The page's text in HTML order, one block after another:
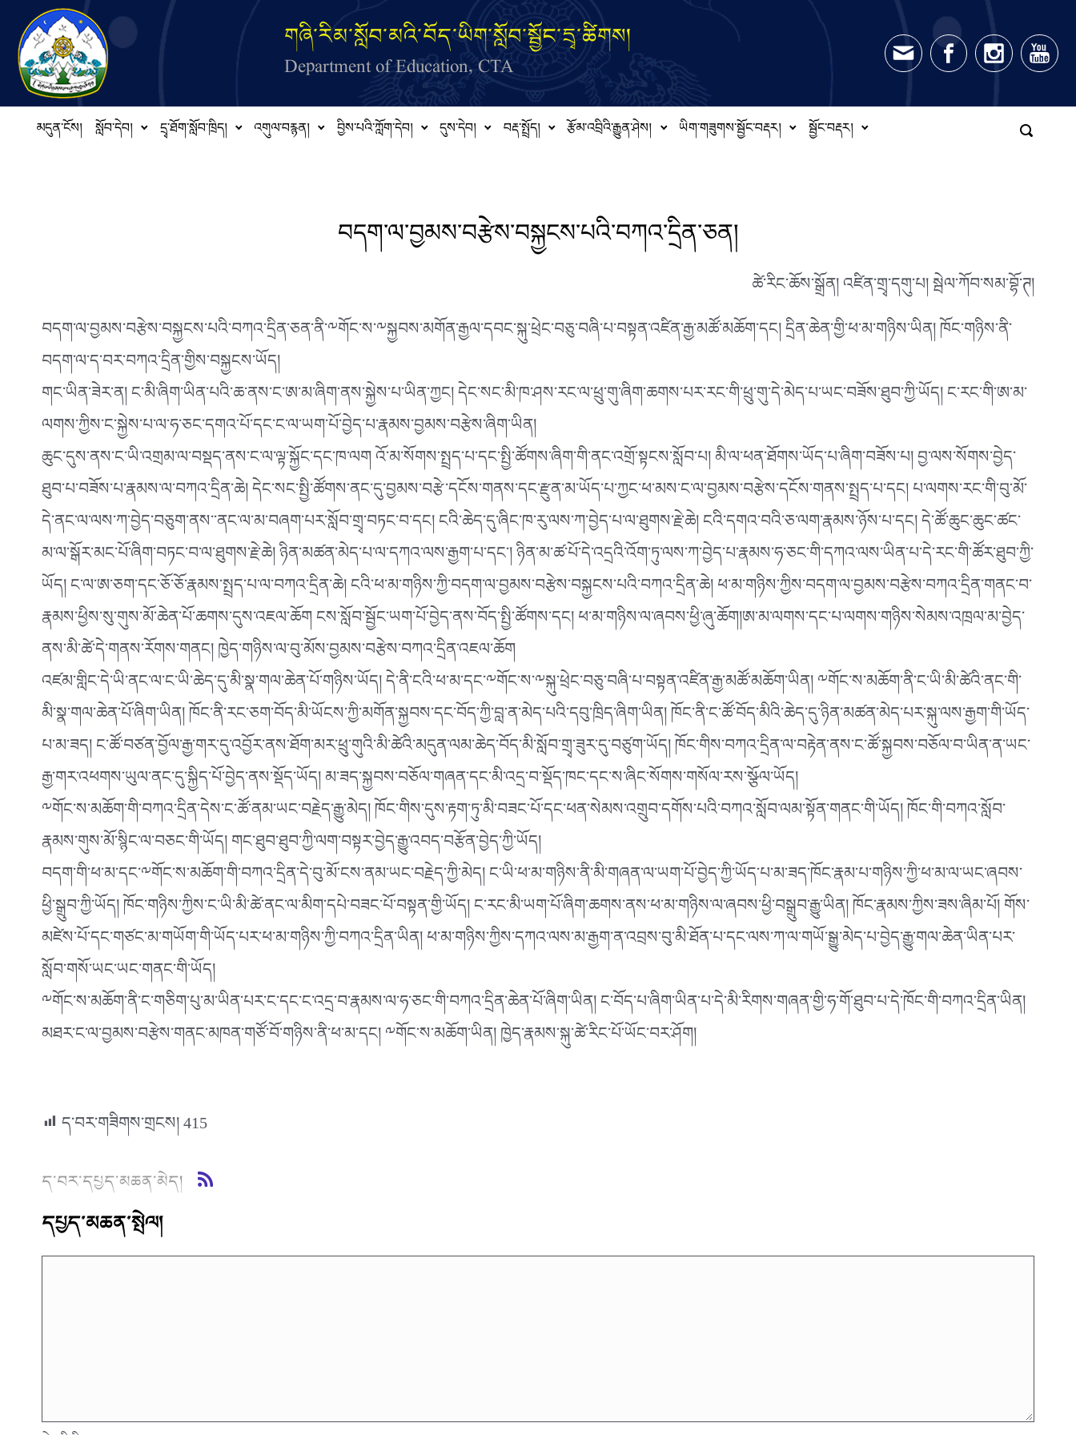
Skip to main content
གཞི་རིམ་སློབ་མའི་བོད་ཡིག་སློབ་སྦྱོང་དྲྭ་ཚིགས།
Department of Education, CTA
མདུན་ངོས། སློབ་དེབ། དྲྭ་ཐོག་སློབ་ཁྲིད། འགུལ་བརྙན། བྱིས་པའི་ཀློག་དེབ། དུས་དེབ། བརྡ་སྤྲོད། རྩོམ་འབྲིའི་རྒྱུན་ཤེས། ཡིག་གཟུགས་སྦྱོང་བརྡར། སྦྱོང་བརྡར།
བདག་ལ་བྱམས་བརྩེས་བསྐྱངས་པའི་བཀའ་དྲིན་ཅན།
ཚེ་རིང་ཆོས་སྒྲོན། འཛིན་གྲྭ་དགུ་པ། སྦེལ་ཀོབ་སམ་བྷོ་ཊ།
བདག་ལ་བྱམས་བརྩེས་བསྐྱངས་པའི་བཀའ་དྲིན་ཅན་ནི་༸གོང་ས་༸སྐྱབས་མགོན་རྒྱལ་དབང་སྐུ་ཕྲེང་བཅུ་བཞི་པ་བསྟན་འཛིན་རྒྱ་མཚོ་མཆོག་དང། དྲིན་ཆེན་གྱི་ཕ་མ་གཉིས་ཡིན། ཁོང་གཉིས་ནི་
བདག་ལ་ད་བར་བཀའ་དྲིན་གྱིས་བསྐྱངས་ཡོད།
གང་ཡིན་ཟེར་ན། ང་མི་ཞིག་ཡིན་པའི་ཆ་ནས་ང་ཨ་མ་ཞིག་ནས་སྐྱེས་པ་ཡིན་ཀྱང། དེང་སང་མི་ཁ་ཤས་རང་ལ་ཕྲུ་གུ་ཞིག་ཆགས་པར་རང་གི་ཕྲུ་གུ་དེ་མེད་པ་ཡང་བཟོས་ཐུབ་ཀྱི་ཡོད། ང་རང་གི་ཨ་མ་
ལགས་ཀྱིས་ང་སྐྱེས་པ་ལ་ཧ་ཅང་དགའ་པོ་དང་ང་ལ་ཡག་པོ་བྱེད་པ་རྣམས་བྱམས་བརྩེས་ཞིག་ཡིན།
ཆུང་དུས་ནས་ང་ཡི་འགྲམ་ལ་བསྡད་ནས་ང་ལ་ལྟ་སྐྱོང་དང་ཁ་ལག འོ་མ་སོགས་སྤྲད་པ་དང་སྤྱི་ཚོགས་ཞིག་གི་ནང་འགྲོ་སྟངས་སློབ་པ། མི་ལ་ཕན་ཐོགས་ཡོད་པ་ཞིག་བཟོས་པ། བྱ་ལས་སོགས་བྱེད་
ཐུབ་པ་བཟོས་པ་རྣམས་ལ་བཀའ་དྲིན་ཆེ། དེང་སང་སྤྱི་ཚོགས་ནང་དུ་བྱམས་བརྩེ་དངོས་གནས་དང་རྫུན་མ་ཡོད་པ་ཀྱང་ཕ་མས་ང་ལ་བྱམས་བརྩེས་དངོས་གནས་སྤྲད་པ་དང། པ་ལགས་རང་གི་བུ་མོ་
དེ་ནང་ལ་ལས་ཀ་བྱེད་བཅུག་ནས་་ནང་ལ་མ་བཞག་པར་སློབ་གྲྭ་བཏང་བ་དང། ངའི་ཆེད་དུ་ཞིང་ཁ་རུ་ལས་ཀ་བྱེད་པ་ལ་ཐུགས་རྗེ་ཆེ། ངའི་དགའ་བའི་ཅ་ལག་རྣམས་ཉོས་པ་དང། དེ་ཚོ་ཆུང་ཆུང་ཚང་
མ་ལ་སྒོར་མང་པོ་ཞིག་བཏང་བ་ལ་ཐུགས་རྗེ་ཆེ། ཉིན་མཚན་མེད་པ་ལ་དཀའ་ལས་རྒྱག་པ་དང་། ཉིན་མ་ཚ་པོ་དེ་འདྲའི་འོག་ཏུ་ལས་ཀ་བྱེད་པ་རྣམས་ཧ་ཅང་གི་དཀའ་ལས་ཡིན་པ་དེ་རང་གི་ཚོར་ཐུབ་ཀྱི་
ཡོད། ང་ལ་ཨ་ཅག་དང་ཅོ་ཅོ་རྣམས་སྤྲད་པ་ལ་བཀའ་དྲིན་ཆེ། ངའི་ཕ་མ་གཉིས་ཀྱི་བདག་ལ་བྱམས་བརྩེས་བསྐྱངས་པའི་བཀའ་དྲིན་ཆེ། ཕ་མ་གཉིས་ཀྱིས་བདག་ལ་བྱམས་བརྩེས་བཀའ་དྲིན་གནང་བ་
རྣམས་ཕྱིས་སུ་གུས་མོ་ཆེན་པོ་ཆགས་དུས་འཇལ་ཆོག ངས་སློབ་སྦྱོང་ཡག་པོ་བྱེད་ནས་བོད་སྤྱི་ཚོགས་དང། ཕ་མ་གཉིས་ལ་ཞབས་ཕྱི་ཞུ་ཆོག།ཨ་མ་ལགས་དང་པ་ལགས་གཉིས་སེམས་འཁྲལ་མ་བྱེད་
ནས་མི་ཚེ་དེ་གནས་རོགས་གནང། ཁྱེད་གཉིས་ལ་བུ་མོས་བྱམས་བརྩེས་བཀའ་དྲིན་འཇལ་ཆོག
འཛམ་གླིང་དེ་ཡི་ནང་ལ་ང་ཡི་ཆེད་དུ་མི་སྣ་གལ་ཆེན་པོ་གཉིས་ཡོད། དེ་ནི་ངའི་ཕ་མ་དང་༸གོང་ས་༸སྐུ་ཕྲེང་བཅུ་བཞི་པ་བསྟན་འཛིན་རྒྱ་མཚོ་མཆོག་ཡིན། ༸གོང་ས་མཆོག་ནི་ང་ཡི་མི་ཚེའི་ནང་གི་
མི་སྣ་གལ་ཆེན་པོ་ཞིག་ཡིན། ཁོང་ནི་རང་ཅག་བོད་མི་ཡོངས་ཀྱི་མགོན་སྐྱབས་དང་བོད་ཀྱི་བླ་ན་མེད་པའི་དབུ་ཁྲིད་ཞིག་ཡིན། ཁོང་ནི་ང་ཚོ་བོད་མིའི་ཆེད་དུ་ཉིན་མཚན་མེད་པར་སྐུ་ལས་རྒྱག་གི་ཡོད་
པ་མ་ཟད། ང་ཚོ་བཙན་བྱོལ་རྒྱ་གར་དུ་འབྱོར་ནས་ཐོག་མར་ཕྲུ་གུའི་མི་ཚེའི་མདུན་ལམ་ཆེད་བོད་མི་སློབ་གྲྭ་ཟུར་དུ་བཙུག་ཡོད། ཁོང་གིས་བཀའ་དྲིན་ལ་བརྟེན་ནས་ང་ཚོ་སྐྱབས་བཅོལ་བ་ཡིན་ན་ཡང་
རྒྱ་གར་འཕགས་ཡུལ་ནང་དུ་སྐྱིད་པོ་བྱེད་ནས་སྡོད་ཡོད། མ་ཟད་སྐྱབས་བཅོལ་གཞན་དང་མི་འདྲ་བ་སྡོད་ཁང་དང་ས་ཞིང་སོགས་གསོལ་རས་སྩོལ་ཡོད།
༸གོང་ས་མཆོག་གི་བཀའ་དྲིན་དེས་ང་ཚོ་ནམ་ཡང་བརྗེད་རྒྱུ་མེད། ཁོང་གིས་དུས་རྟག་ཏུ་མི་བཟང་པོ་དང་ཕན་སེམས་འགྲུབ་དགོས་པའི་བཀའ་སློབ་ལམ་སྟོན་གནང་གི་ཡོད། ཁོང་གི་བཀའ་སློབ་
རྣམས་གུས་མོ་སྙིང་ལ་བཅང་གི་ཡོད། གང་ཐུབ་ཐུབ་ཀྱི་ལག་བསྟར་བྱེད་རྒྱུ་འབད་བརྩོན་བྱེད་ཀྱི་ཡོད།
བདག་གི་ཕ་མ་དང་༸གོང་ས་མཆོག་གི་བཀའ་དྲིན་དེ་བུ་མོ་ངས་ནམ་ཡང་བརྗེད་ཀྱི་མེད། ང་ཡི་ཕ་མ་གཉིས་ནི་མི་གཞན་ལ་ཡག་པོ་བྱེད་ཀྱི་ཡོད་པ་མ་ཟད་ཁོང་རྣམ་པ་གཉིས་ཀྱི་ཕ་མ་ལ་ཡང་ཞབས་
ཕྱི་སྒྲུབ་ཀྱི་ཡོད། ཁོང་གཉིས་ཀྱིས་ང་ཡི་མི་ཚེ་ནང་ལ་མིག་དཔེ་བཟང་པོ་བསྟན་གྱི་ཡོད། ང་རང་མི་ཡག་པོ་ཞིག་ཆགས་ནས་ཕ་མ་གཉིས་ལ་ཞབས་ཕྱི་བསྒྲུབ་རྒྱུ་ཡིན། ཁོང་རྣམས་ཀྱིས་ཟས་ཞིམ་པོ། གོས་
མཛེས་པོ་དང་གཙང་མ་གཡོག་གི་ཡོད་པར་ཕ་མ་གཉིས་ཀྱི་བཀའ་དྲིན་ཡིན། ཕ་མ་གཉིས་ཀྱིས་དཀའ་ལས་མ་རྒྱག་ན་འབྲས་བུ་མི་ཐོན་པ་དང་ལས་ཀ་ལ་གཡོ་སྒྱུ་མེད་པ་བྱེད་རྒྱུ་གལ་ཆེན་ཡིན་པར་
སློབ་གསོ་ཡང་ཡང་གནང་གི་ཡོད།
༸གོང་ས་མཆོག་ནི་ང་གཅིག་པུ་མ་ཡིན་པར་ང་དང་ང་འདྲ་བ་རྣམས་ལ་ཧ་ཅང་གི་བཀའ་དྲིན་ཆེན་པོ་ཞིག་ཡིན། ང་བོད་པ་ཞིག་ཡིན་པ་དེ་མི་རིགས་གཞན་གྱི་ཧ་གོ་ཐུབ་པ་དེ་ཁོང་གི་བཀའ་དྲིན་ཡིན།
མཐར་ང་ལ་བྱམས་བརྩེས་གནང་མཁན་གཙོ་བོ་གཉིས་ནི་ཕ་མ་དང། ༸གོང་ས་མཆོག་ཡིན། ཁྱེད་རྣམས་སྐུ་ཚེ་རིང་པོ་ཡོང་བར་ཤོག།
ད་བར་གཟིགས་གྲངས།415
ད་བར་དཔྱད་མཆན་མེད།
དཔྱད་མཆན་སྤེལ།